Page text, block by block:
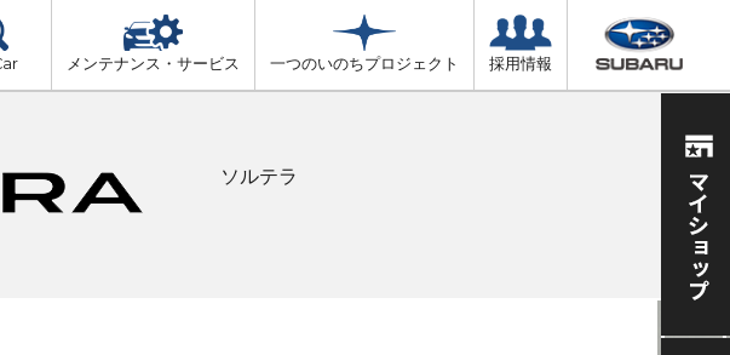
メンテナンス・サービス 一つのいのちプロジェクト 採用情報
ソルテラ